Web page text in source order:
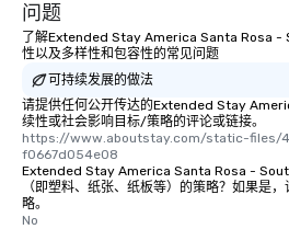
问题
了解Extended Stay America Santa Rosa -
性以及多样性和包容性的常见问题
可持续发展的做法
请提供任何公开传达的Extended Stay
续性或社会影响目标/策略的评论或链接。
https://www.aboutstay.com/static-files/
f0667d054e08
Extended Stay America Santa Rosa -
（即塑料、纸张、纸板等）的策略？如果是
略。
No